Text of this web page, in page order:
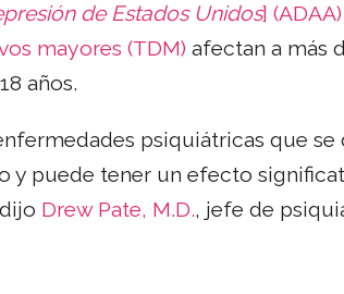
de Estados Unidos] (ADAA)
mayores (TDM) afectan a más
años.
psiquiátricas que se
y puede tener un efecto
Drew Pate, M.D., jefe de